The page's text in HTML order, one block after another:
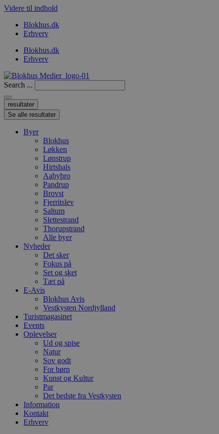
Videre til indhold
Blokhus.dk
Erhverv
Blokhus.dk
Erhverv
Search ...
resultater
Se alle resultater
Byer
Blokhus
Løkken
Lønstrup
Hirtshals
Aabybro
Pandrup
Brovst
Fjerritslev
Saltum
Slettestrand
Thorupstrand
Alle byer
Nyheder
Det sker
Fokus på
Set og sket
Tæt på
E-Avis
Blokhus Avis
Vestkysten Nordjylland
Turistmagasinet
Events
Oplevelser
Ud og spise
Natur
Sov godt
For børn
Kunst og Kultur
Par
Det bedste fra Vestkysten
Information
Kontakt
Erhverv